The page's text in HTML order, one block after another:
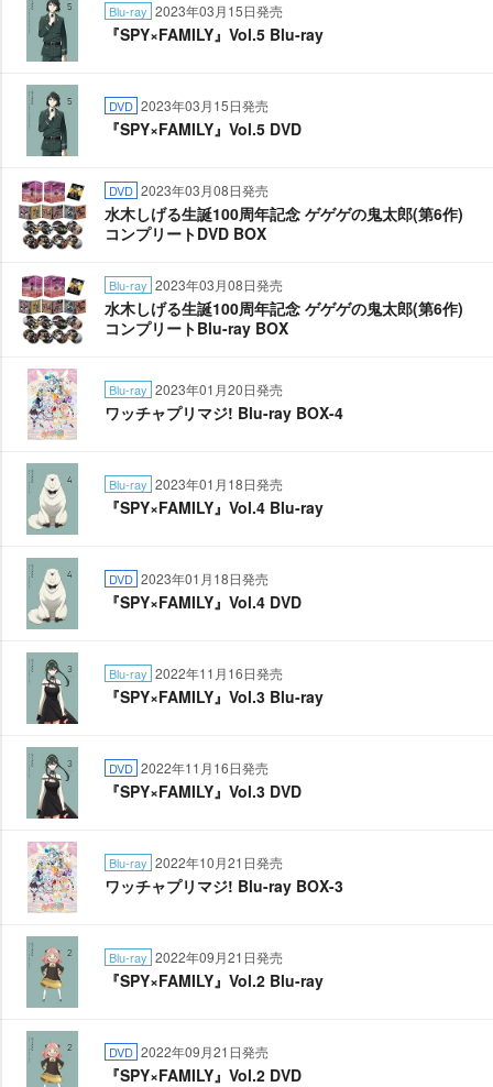
Blu-ray 2023年03月15日発売
『SPY×FAMILY』Vol.5 Blu-ray
DVD 2023年03月15日発売
『SPY×FAMILY』Vol.5 DVD
DVD 2023年03月08日発売
水木しげる生誕100周年記念 ゲゲゲの鬼太郎(第6作)
コンプリートDVD BOX
Blu-ray 2023年03月08日発売
水木しげる生誕100周年記念 ゲゲゲの鬼太郎(第6作)
コンプリートBlu-ray BOX
Blu-ray 2023年01月20日発売
ワッチャプリマジ! Blu-ray BOX-4
Blu-ray 2023年01月18日発売
『SPY×FAMILY』Vol.4 Blu-ray
DVD 2023年01月18日発売
『SPY×FAMILY』Vol.4 DVD
Blu-ray 2022年11月16日発売
『SPY×FAMILY』Vol.3 Blu-ray
DVD 2022年11月16日発売
『SPY×FAMILY』Vol.3 DVD
Blu-ray 2022年10月21日発売
ワッチャプリマジ! Blu-ray BOX-3
Blu-ray 2022年09月21日発売
『SPY×FAMILY』Vol.2 Blu-ray
DVD 2022年09月21日発売
『SPY×FAMILY』Vol.2 DVD